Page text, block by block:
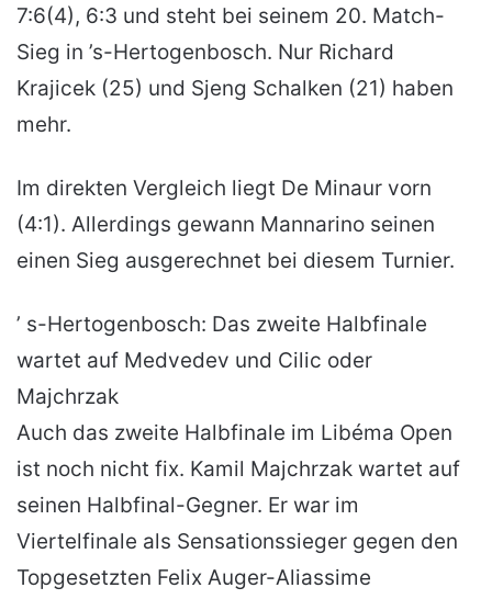
7:6(4), 6:3 und steht bei seinem 20. Match-
Sieg in ’s-Hertogenbosch. Nur Richard
Krajicek (25) und Sjeng Schalken (21) haben
mehr.
Im direkten Vergleich liegt De Minaur vorn
(4:1). Allerdings gewann Mannarino seinen
einen Sieg ausgerechnet bei diesem Turnier.
’ s-Hertogenbosch: Das zweite Halbfinale
wartet auf Medvedev und Cilic oder
Majchrzak
Auch das zweite Halbfinale im Libéma Open
ist noch nicht fix. Kamil Majchrzak wartet auf
seinen Halbfinal-Gegner. Er war im
Viertelfinale als Sensationssieger gegen den
Topgesetzten Felix Auger-Aliassime